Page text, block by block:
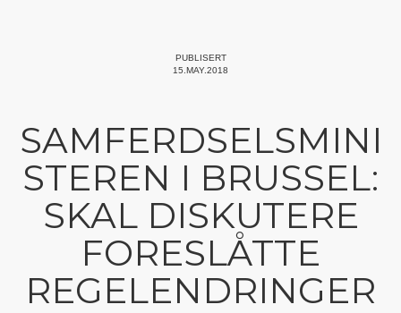
PUBLISERT
15.MAY.2018
SAMFERDSELSMINI
STEREN I BRUSSEL:
SKAL DISKUTERE
FORESLÅTTE
REGELENDRINGER